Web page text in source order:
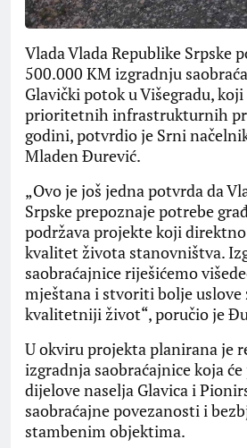
Vlada Vlada Republike Srpske
500.000 KM izgradnju
Glavički potok u Višegradu,
prioritetnih infrastrukturnih
godini, potvrdio je Srni
Mladen Đurević.
„Ovo je još jedna potvrda da
Srpske prepoznaje potrebe
podržava projekte koji
kvalitet života stanovništva.
saobraćajnice riješićemo
mještana i stvoriti bolje uslove
kvalitetniji život“, poručio je
U okviru projekta planirana je
izgradnja saobraćajnice koja
dijelove naselja Glavica i
saobraćajne povezanosti i
stambenim objektima.